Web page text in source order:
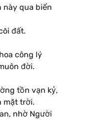
này qua biển
đất.
công lý
đời.
tồn vạn kỷ,
mặt trời.
nhờ Người